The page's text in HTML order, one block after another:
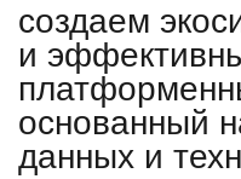
создаем
и
основанный
данных и